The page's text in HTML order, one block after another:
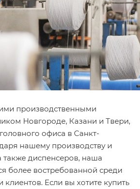
производственными
Новгороде, Казани и Твери,
офиса в Санкт-
нашему производству и
также диспенсеров, наша
более востребованной среди
Если вы хотите купить